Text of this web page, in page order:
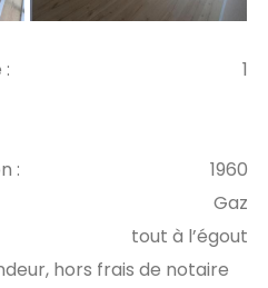
1
:
1960
Gaz
tout à l’égout
hors frais de notaire